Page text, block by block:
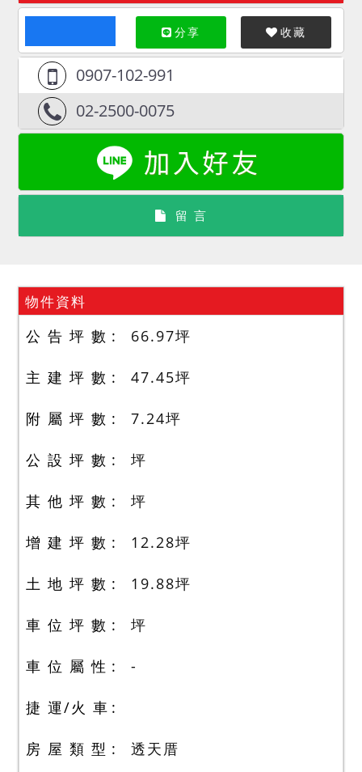
分享 收藏
0907-102-991
02-2500-0075
留 言
物件資料
公 告 坪 數 66.97坪
主 建 坪 數 47.45坪
附 屬 坪 數 7.24坪
公 設 坪 數 坪
其 他 坪 數 坪
增 建 坪 數 12.28坪
土 地 坪 數 19.88坪
車 位 坪 數 坪
車 位 屬 性 -
捷 運/火 車
房 屋 類 型 透天厝